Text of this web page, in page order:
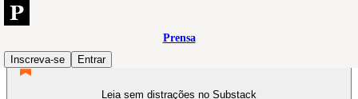
Prensa
Inscreva-se
Entrar
Leia sem distrações no Substack